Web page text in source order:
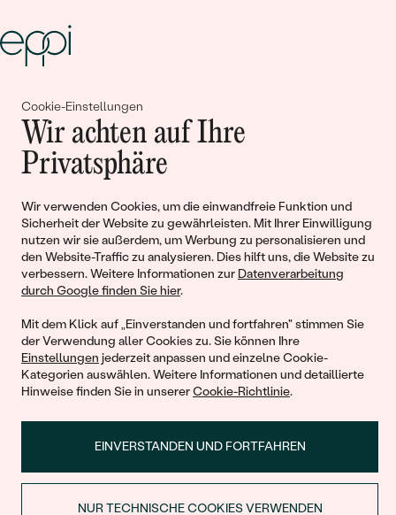
Cookie-Einstellungen
Wir achten auf Ihre
Privatsphäre
Wir verwenden Cookies, um die einwandfreie Funktion und
Sicherheit der Website zu gewährleisten. Mit Ihrer Einwilligung
nutzen wir sie außerdem, um Werbung zu personalisieren und
den Website-Traffic zu analysieren. Dies hilft uns, die Website zu
verbessern. Weitere Informationen zur Datenverarbeitung
durch Google finden Sie hier.
Mit dem Klick auf „Einverstanden und fortfahren" stimmen Sie
der Verwendung aller Cookies zu. Sie können Ihre
Einstellungen jederzeit anpassen und einzelne Cookie-
Kategorien auswählen. Weitere Informationen und detaillierte
Hinweise finden Sie in unsererCookie-Richtlinie.
EINVERSTANDEN UND FORTFAHREN
NUR TECHNISCHE COOKIES VERWENDEN
Gemeinsam erschaffen wir
Geschichten von Schönheit und
Liebe
Begleiten Sie uns!
© 2011 - 2026, Eppi.de